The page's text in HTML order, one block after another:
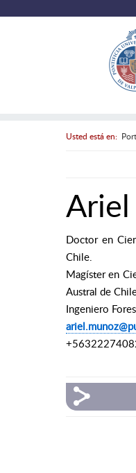
Usted está en:
Doctor en
Chile.
Magíster en
Austral de
Ingeniero